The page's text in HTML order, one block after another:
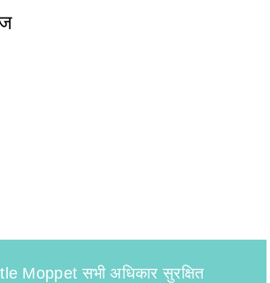
Moppet सभी अधिकार सुरक्षित